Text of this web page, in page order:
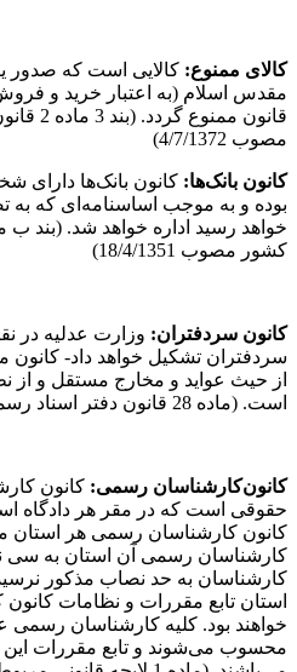
کالای ممنوع: کالایی است که صدور
مقدس اسلام (به اعتبار خرید و
قانون
مصوب 4/7/1372)
کانون بانک‌ها: کانون بانک‌ها دارای
بوده و به موجب اساسنامه‌ای که به
کشور مصوب 18/4/1351)
کانون سردفتران: وزارت عدلیه در
سردفتران تشکیل خواهد داد-
از حیث عواید و مخارج مستقل و از
است. (ماده 28 قانون دفتر اسناد رسمی مصوب 15/3/1316)
کانونکارشناسان رسمی: کانون
حقوقی است که در مقر هر دادگاه
کانون کارشناسان رسمی هر استان
کارشناسان رسمی آن استان به سی
کارشناسان به حد نصاب مذکور
استان تابع مقررات و نظامات
خواهند بود. کلیه کارشناسان
محسوب می‌شوند و تابع مقررات این